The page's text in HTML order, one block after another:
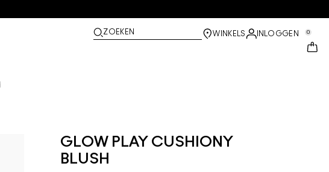
ZOEKEN WINKELS INLOGGEN 0
GLOW PLAY CUSHIONY
BLUSH